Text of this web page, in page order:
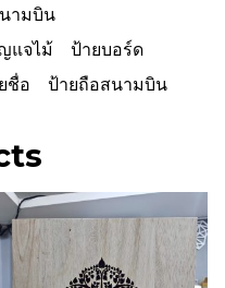
ามบิน
แจไม้
ป้ายบอร์ด
ชื่อ
ป้ายถือสนามบิน